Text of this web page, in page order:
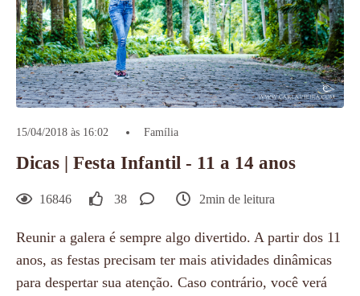
15/04/2018 às 16:02 Família
Dicas | Festa Infantil - 11 a 14 anos
16846 38 2min de leitura
Reunir a galera é sempre algo divertido. A partir dos 11
anos, as festas precisam ter mais atividades dinâmicas
para despertar sua atenção. Caso contrário, você verá